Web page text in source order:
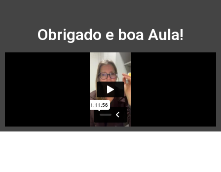
Obrigado e boa Aula!